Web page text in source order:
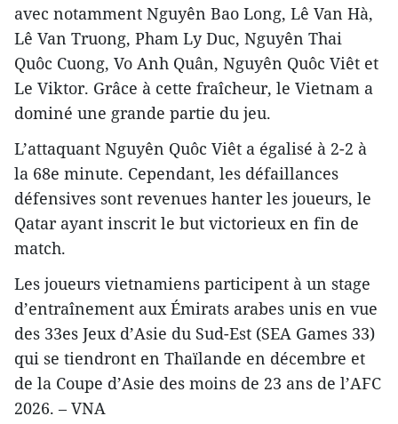
avec notamment Nguyên Bao Long, Lê Van Hà,
Lê Van Truong, Pham Ly Duc, Nguyên Thai
Quôc Cuong, Vo Anh Quân, Nguyên Quôc Viêt et
Le Viktor. Grâce à cette fraîcheur, le Vietnam a
dominé une grande partie du jeu.
L’attaquant Nguyên Quôc Viêt a égalisé à 2-2 à
la 68e minute. Cependant, les défaillances
défensives sont revenues hanter les joueurs, le
Qatar ayant inscrit le but victorieux en fin de
match.
Les joueurs vietnamiens participent à un stage
d’entraînement aux Émirats arabes unis en vue
des 33es Jeux d’Asie du Sud-Est (SEA Games 33)
qui se tiendront en Thaïlande en décembre et
de la Coupe d’Asie des moins de 23 ans de l’AFC
2026. – VNA